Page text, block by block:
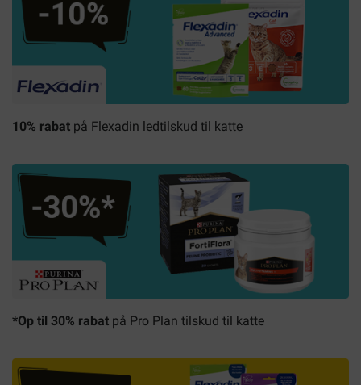
10% rabat på Flexadin ledtilskud til katte
*Op til 30% rabat på Pro Plan tilskud til katte